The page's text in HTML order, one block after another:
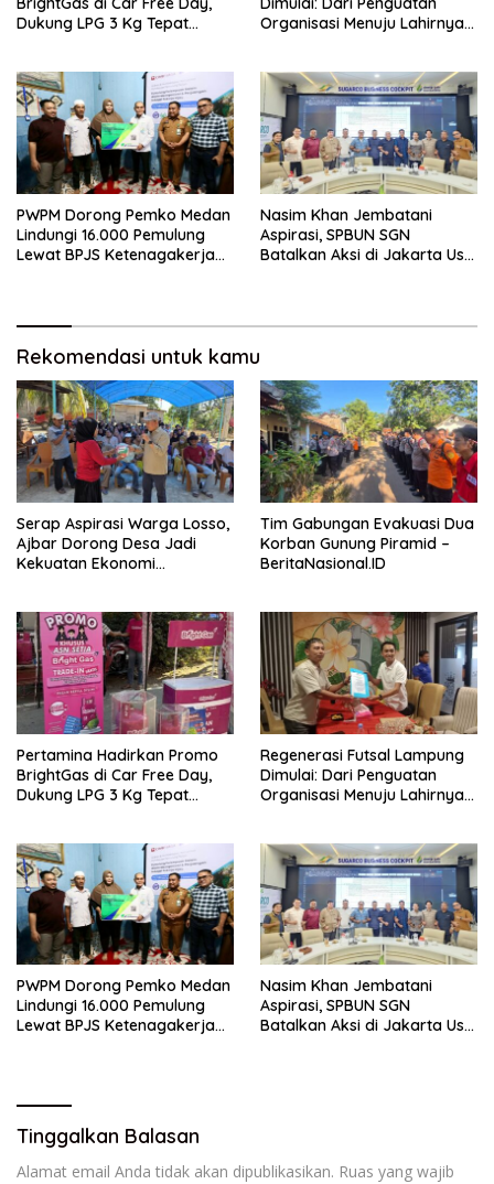
Dukung LPG 3 Kg Tepat
Organisasi Menuju Lahirnya
PWPM Dorong Pemko Medan
Lindungi 16.000 Pemulung
Lewat BPJS Ketenagakerjaan
Nasim Khan Jembatani
Aspirasi, SPBUN SGN
Batalkan Aksi di Jakarta Usai
Rekomendasi untuk kamu
Serap Aspirasi Warga Losso,
Ajbar Dorong Desa Jadi
Kekuatan Ekonomi
Tim Gabungan Evakuasi Dua
Korban Gunung Piramid –
BeritaNasional.ID
Pertamina Hadirkan Promo
BrightGas di Car Free Day,
Dukung LPG 3 Kg Tepat
Regenerasi Futsal Lampung
Dimulai: Dari Penguatan
Organisasi Menuju Lahirnya
PWPM Dorong Pemko Medan
Lindungi 16.000 Pemulung
Lewat BPJS Ketenagakerjaan
Nasim Khan Jembatani
Aspirasi, SPBUN SGN
Batalkan Aksi di Jakarta Usai
Tinggalkan Balasan
Alamat email Anda tidak akan dipublikasikan. Ruas yang wajib